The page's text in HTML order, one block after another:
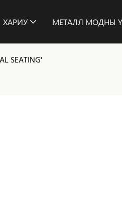
ХАРИУ МЕТАЛЛ МОДНЫ
SEATING'